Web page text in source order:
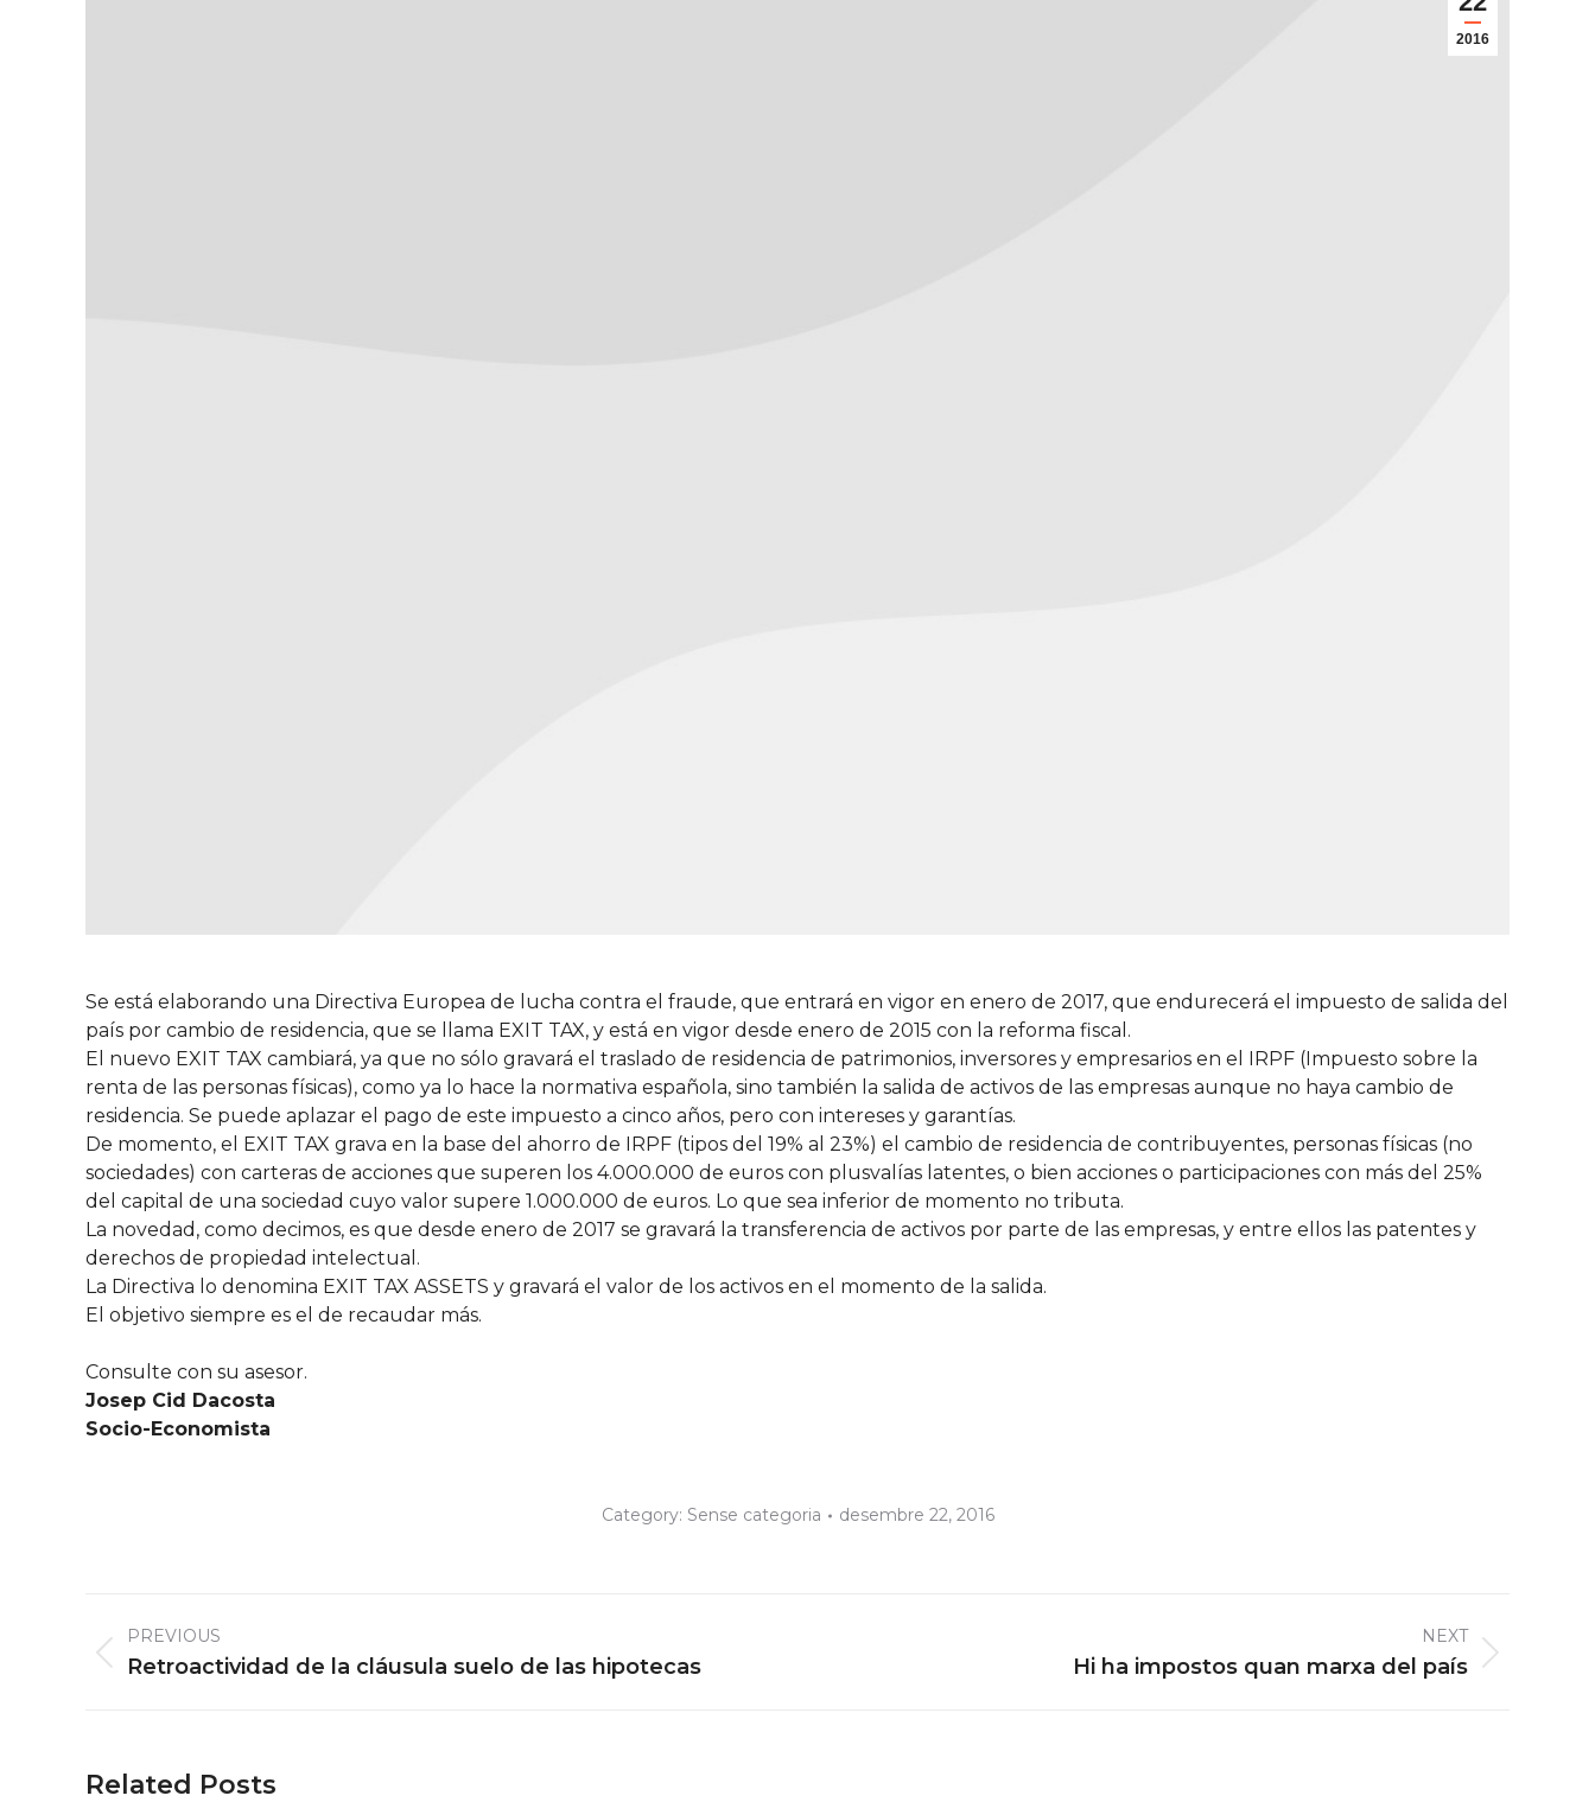
2016
Se está elaborando una Directiva Europea de lucha contra el fraude, que entrará en vigor en enero de 2017, que endurecerá el impuesto de salida del
país por cambio de residencia, que se llama EXIT TAX, y está en vigor desde enero de 2015 con la reforma fiscal.
El nuevo EXIT TAX cambiará, ya que no sólo gravará el traslado de residencia de patrimonios, inversores y empresarios en el IRPF (Impuesto sobre la
renta de las personas físicas), como ya lo hace la normativa española, sino también la salida de activos de las empresas aunque no haya cambio de
residencia. Se puede aplazar el pago de este impuesto a cinco años, pero con intereses y garantías.
De momento, el EXIT TAX grava en la base del ahorro de IRPF (tipos del 19% al 23%) el cambio de residencia de contribuyentes, personas físicas (no
sociedades) con carteras de acciones que superen los 4.000.000 de euros con plusvalías latentes, o bien acciones o participaciones con más del 25%
del capital de una sociedad cuyo valor supere 1.000.000 de euros. Lo que sea inferior de momento no tributa.
La novedad, como decimos, es que desde enero de 2017 se gravará la transferencia de activos por parte de las empresas, y entre ellos las patentes y
derechos de propiedad intelectual.
La Directiva lo denomina EXIT TAX ASSETS y gravará el valor de los activos en el momento de la salida.
El objetivo siempre es el de recaudar más.
Consulte con su asesor.
Josep Cid Dacosta
Socio-Economista
Category: Sense categoria desembre 22, 2016
navigation
PREVIOUS
Previous
Retroactividad de la cláusula suelo de las hipotecas
NEXT
Hi ha impostos quan marxa del país
Related Posts